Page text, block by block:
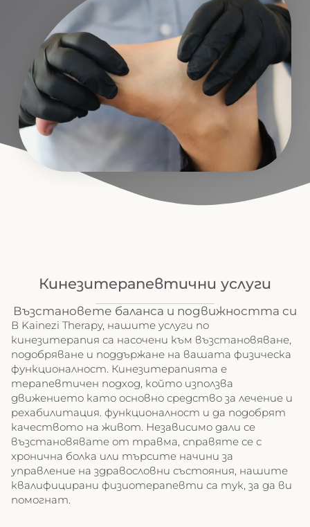
Кинезитерапевтични услуги
Възстановете баланса и подвижността си
В Kainezi Therapy, нашите услуги по
кинезитерапия са насочени към възстановяване,
подобряване и поддържане на вашата физическа
функционалност. Кинезитерапията е
терапевтичен подход, който използва
движението като основно средство за лечение и
рехабилитация. функционалност и да подобрят
качеството на живот. Независимо дали се
възстановявате от травма, справяте се с
хронична болка или търсите начини за
управление на здравословни състояния, нашите
квалифицирани физиотерапевти са тук, за да ви
помогнат.